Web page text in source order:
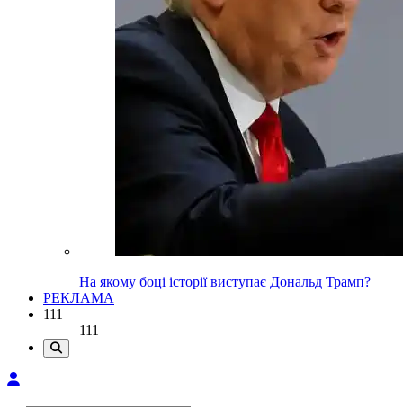
На якому боці історії виступає Дональд Трамп?
РЕКЛАМА
111
111